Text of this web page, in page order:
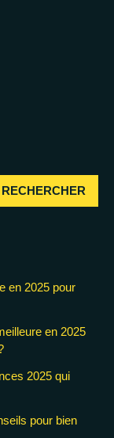
RECHERCHER
en 2025 pour
en 2025
2025 qui
pour bien